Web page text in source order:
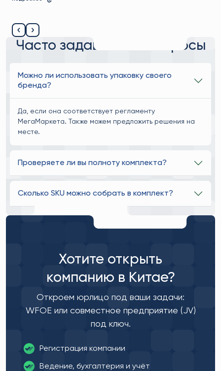
Часто задаваемые вопросы
Можно ли использовать упаковку своего
бренда?
Да, если она соответствует регламенту
МегаМаркета. Также можем предложить решения на
месте.
Проверяете ли вы полноту комплекта?
Сколько SKU можно собрать в комплект?
Хотите открыть
компанию в Китае?
Откроем юрлицо под ваши задачи:
WFOE или совместное предприятие (JV)
под ключ.
Регистрация компании
Ведение, бухгалтерия и учёт